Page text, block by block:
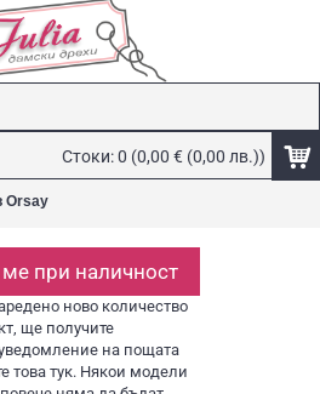
Стоки: 0 (0,00 € (0,00 лв.))
Orsay
при наличност
ново количество
ще получите
на пощата
това тук. Някои модели